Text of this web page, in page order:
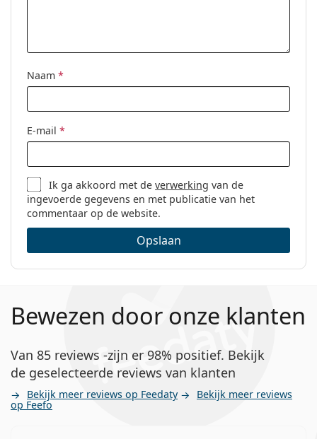
Code:
0RY1053 4065 45
Naam *
E-mail *
Ik ga akkoord met deverwerking van de
ingevoerde gegevens en met publicatie van het
commentaar op de website.
Opslaan
Bewezen door onze klanten
Van 85 reviews -zijn er 98% positief. Bekijk
de geselecteerde reviews van klanten
Bekijk meer reviews op Feedaty Bekijk meer reviews
op Feefo